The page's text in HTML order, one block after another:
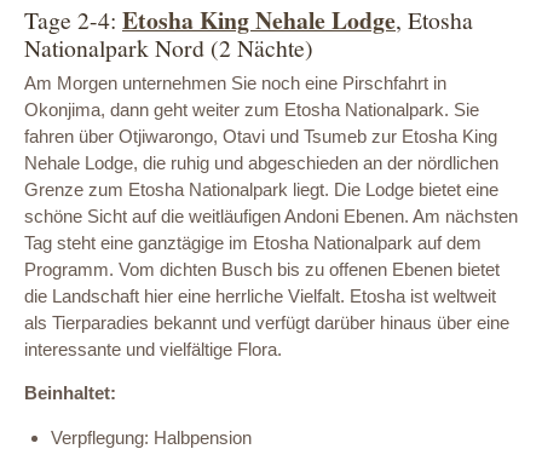
Tage 2-4: Etosha King Nehale Lodge, Etosha
Nationalpark Nord (2 Nächte)
Am Morgen unternehmen Sie noch eine Pirschfahrt in
Okonjima, dann geht weiter zum Etosha Nationalpark. Sie
fahren über Otjiwarongo, Otavi und Tsumeb zur Etosha King
Nehale Lodge, die ruhig und abgeschieden an der nördlichen
Grenze zum Etosha Nationalpark liegt. Die Lodge bietet eine
schöne Sicht auf die weitläufigen Andoni Ebenen. Am nächsten
Tag steht eine ganztägige im Etosha Nationalpark auf dem
Programm. Vom dichten Busch bis zu offenen Ebenen bietet
die Landschaft hier eine herrliche Vielfalt. Etosha ist weltweit
als Tierparadies bekannt und verfügt darüber hinaus über eine
interessante und vielfältige Flora.
Beinhaltet:
Verpflegung: Halbpension